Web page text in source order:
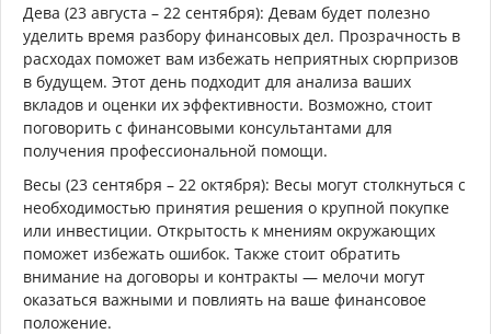
Дева (23 августа – 22 сентября): Девам будет полезно
уделить время разбору финансовых дел. Прозрачность в
расходах поможет вам избежать неприятных сюрпризов
в будущем. Этот день подходит для анализа ваших
вкладов и оценки их эффективности. Возможно, стоит
поговорить с финансовыми консультантами для
получения профессиональной помощи.
Весы (23 сентября – 22 октября): Весы могут столкнуться с
необходимостью принятия решения о крупной покупке
или инвестиции. Открытость к мнениям окружающих
поможет избежать ошибок. Также стоит обратить
внимание на договоры и контракты — мелочи могут
оказаться важными и повлиять на ваше финансовое
положение.